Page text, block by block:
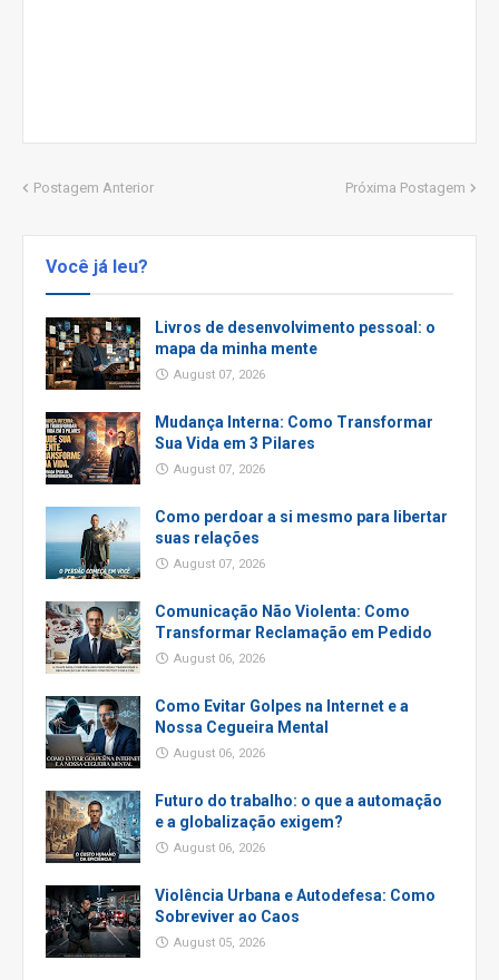
Postagem Anterior Próxima Postagem
Você já leu?
Livros de desenvolvimento pessoal: o
mapa da minha mente
August 07, 2026
Mudança Interna: Como Transformar
Sua Vida em 3 Pilares
August 07, 2026
Como perdoar a si mesmo para libertar
suas relações
August 07, 2026
Comunicação Não Violenta: Como
Transformar Reclamação em Pedido
August 06, 2026
Como Evitar Golpes na Internet e a
Nossa Cegueira Mental
August 06, 2026
Futuro do trabalho: o que a automação
e a globalização exigem?
August 06, 2026
Violência Urbana e Autodefesa: Como
Sobreviver ao Caos
August 05, 2026